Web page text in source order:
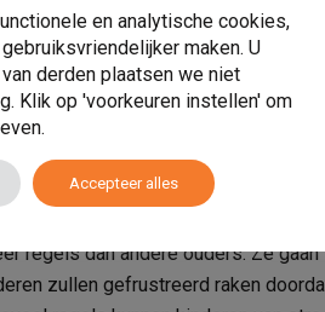
Meestal willen kinderen niet
te krijgen en maken hierdoor de
het ook niet los laten.
regels dan andere ouders. Ze gaan
zullen gefrustreerd raken
en analytische cookies,
maken. U
derden plaatsen we niet
Klik op 'voorkeuren instellen' om
Accepteer alles